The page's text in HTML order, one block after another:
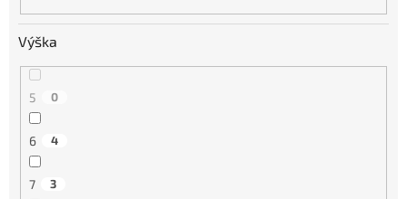
Výška
5 0
6 4
7 3